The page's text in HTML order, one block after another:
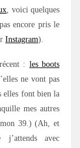
, voici quelques
encore pris le
Instagram).
: les boots
ne vont pas
elles font bien la
mes autres
39.) (Ah, et
avec